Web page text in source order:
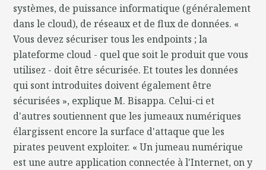
systèmes, de puissance informatique (généralement
dans le cloud), de réseaux et de flux de données. «
Vous devez sécuriser tous les endpoints ; la
plateforme cloud - quel que soit le produit que vous
utilisez - doit être sécurisée. Et toutes les données
qui sont introduites doivent également être
sécurisées », explique M. Bisappa. Celui-ci et
d'autres soutiennent que les jumeaux numériques
élargissent encore la surface d'attaque que les
pirates peuvent exploiter. « Un jumeau numérique
est une autre application connectée à l'Internet, on y